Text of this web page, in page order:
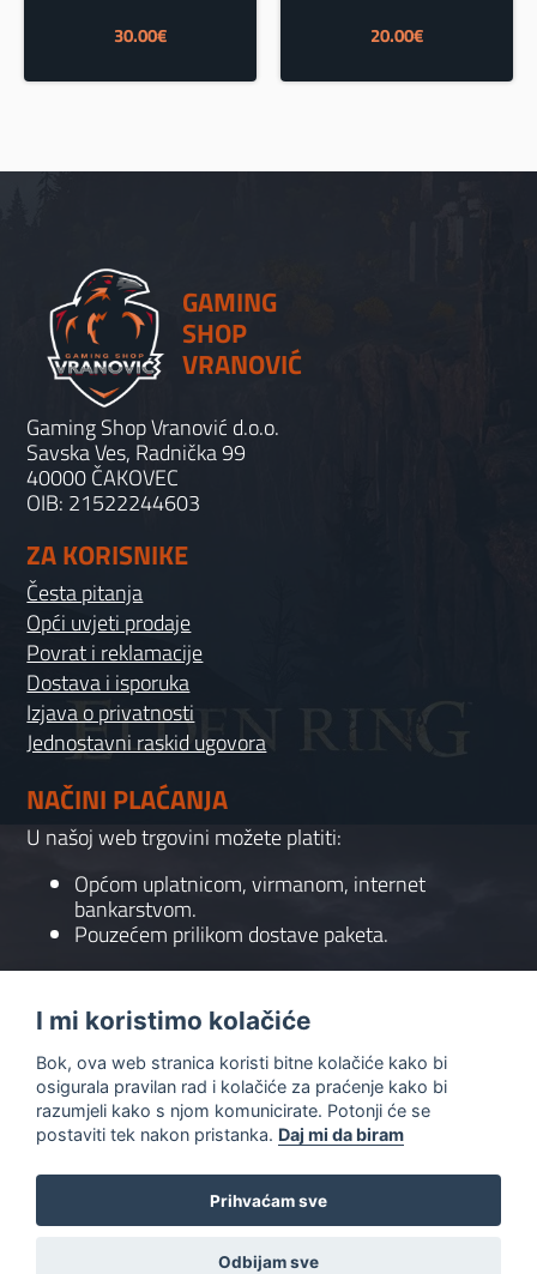
30.00€ 20.00€
GAMING
SHOP
VRANOVIĆ
Gaming Shop Vranović d.o.o.
Savska Ves, Radnička 99
40000 ČAKOVEC
OIB: 21522244603
ZA KORISNIKE
Česta pitanja
Opći uvjeti prodaje
Povrat i reklamacije
Dostava i isporuka
Izjava o privatnosti
Jednostavni raskid ugovora
NAČINI PLAĆANJA
U našoj web trgovini možete platiti:
Općom uplatnicom, virmanom, internet
bankarstvom.
Pouzećem prilikom dostave paketa.
KONTAKT
info@gaming-shop-vranovic.hr
0
I mi koristimo kolačiće
Bok, ova web stranica koristi bitne kolačiće kako bi
osigurala pravilan rad i kolačiće za praćenje kako bi
razumjeli kako s njom komunicirate. Potonji će se
postaviti tek nakon pristanka. Daj mi da biram
Prihvaćam sve
Odbijam sve